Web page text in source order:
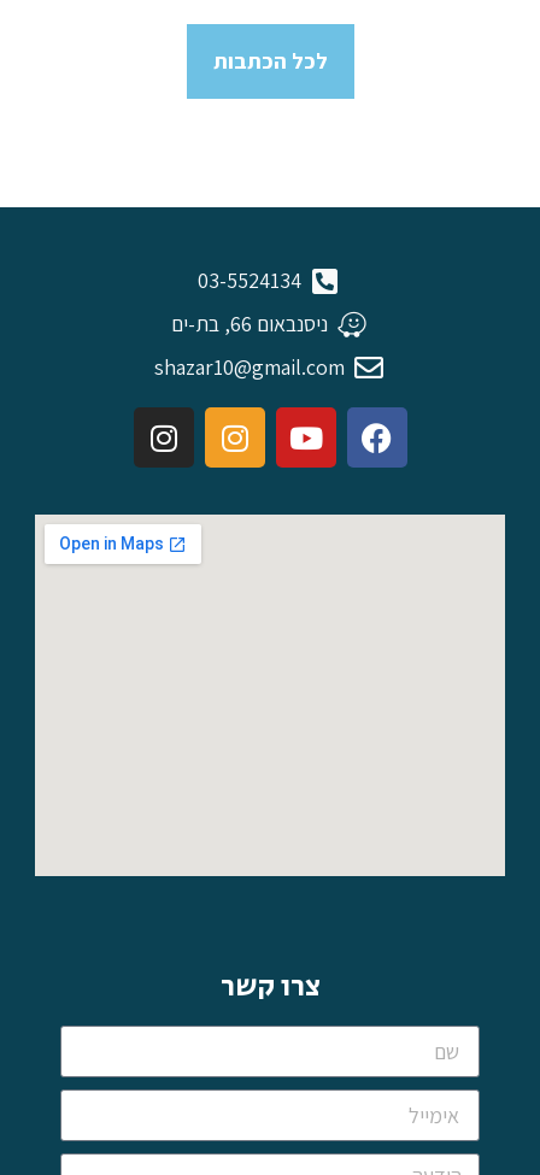
לכל הכתבות
03-5524134
ניסנבאום 66, בת-ים
shazar10@gmail.com
צרו קשר